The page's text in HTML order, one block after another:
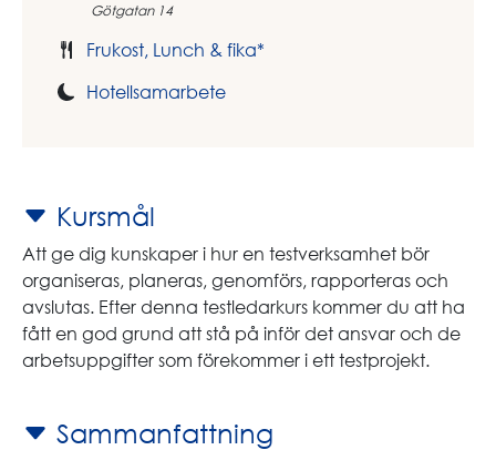
Götgatan 14
Frukost, Lunch & fika*
Hotellsamarbete
Kursmål
Att ge dig kunskaper i hur en testverksamhet bör
organiseras, planeras, genomförs, rapporteras och
avslutas. Efter denna testledarkurs kommer du att ha
fått en god grund att stå på inför det ansvar och de
arbetsuppgifter som förekommer i ett testprojekt.
Sammanfattning